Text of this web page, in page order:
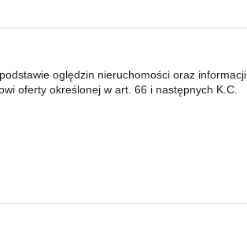
oględzin nieruchomości oraz informacji
oferty określonej w art. 66 i następnych K.C.